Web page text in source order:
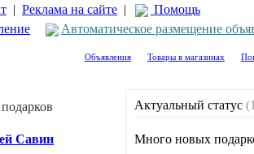
| Реклама на сайте |
Помощь
Автоматическое размещение
Объявления Товары в магазинах
Савин
Актуальный статус
Много новых